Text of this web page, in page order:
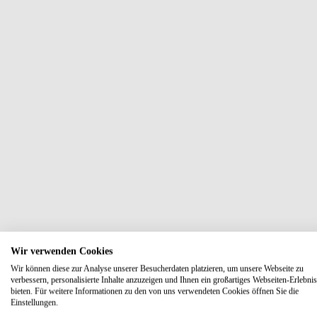
Wir verwenden Cookies
Wir können diese zur Analyse unserer Besucherdaten platzieren, um unsere Webseite zu
verbessern, personalisierte Inhalte anzuzeigen und Ihnen ein großartiges Webseiten-
bieten. Für weitere Informationen zu den von uns verwendeten Cookies öffnen Sie die
Einstellungen.